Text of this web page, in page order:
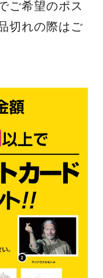
ご希望のポス
切れの際はご